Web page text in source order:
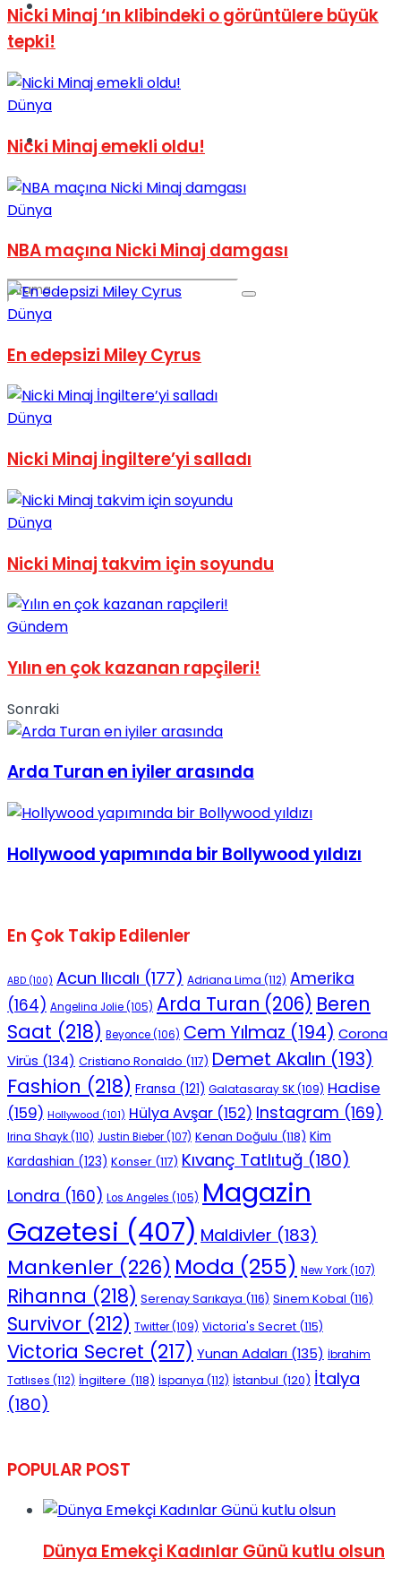
Spor
Podcast
No Result
View All Result
Nicki Minaj ‘ın klibindeki o görüntülere büyük
tepki!
Dünya
Nicki Minaj emekli oldu!
Dünya
NBA maçına Nicki Minaj damgası
Dünya
En edepsizi Miley Cyrus
Dünya
Nicki Minaj İngiltere’yi salladı
Dünya
Nicki Minaj takvim için soyundu
Gündem
Yılın en çok kazanan rapçileri!
Sonraki
Arda Turan en iyiler arasında
Hollywood yapımında bir Bollywood yıldızı
En Çok Takip Edilenler
ABD (100) Acun Ilıcalı (177) Adriana Lima (112) Amerika
(164) Angelina Jolie(105) Arda Turan (206) Beren
Saat (218) Beyonce(106) Cem Yılmaz (194) Corona
Virüs (134) Cristiano Ronaldo (117) Demet Akalın (193)
Fashion (218) Fransa (121) Galatasaray SK(109) Hadise
(159) Hollywood (101) Hülya Avşar (152) Instagram (169)
Irina Shayk(110) Justin Bieber(107) Kenan Doğulu (118) Kim
Kardashian (123) Konser (117) Kıvanç Tatlıtuğ (180)
Londra (160) Los Angeles (105) Magazin
Gazetesi (407) Maldivler (183)
Mankenler (226) Moda (255) New York(107)
Rihanna (218) Serenay Sarıkaya (116) Sinem Kobal (116)
Survivor (212) Twitter(109) Victoria's Secret (115)
Victoria Secret (217) Yunan Adaları (135) İbrahim
Tatlıses (112) İngiltere (118) İspanya (112) İstanbul (120) İtalya
(180)
POPULAR POST
Dünya Emekçi Kadınlar Günü kutlu olsun